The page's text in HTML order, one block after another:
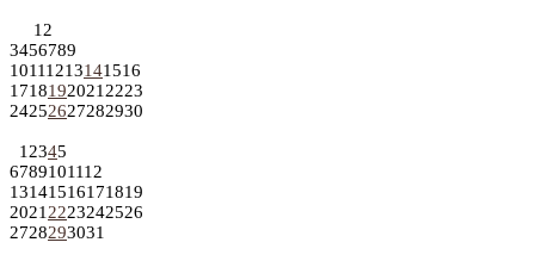
1 2
3456789
10111213141516
1718192021 2223
24252627282930
1 2345
6789101112
13141516171819
2021 2223242526
2728293031